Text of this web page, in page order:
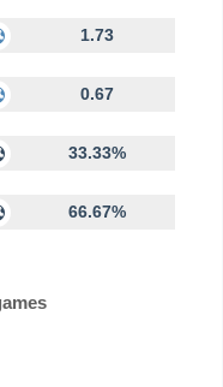
1.73
0.67
33.33%
66.67%